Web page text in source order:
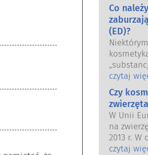
wspólnie
Co
(ED)?
niektóre
Tylko
hormon,
Wiele
czytaj
Czy
W Unii
na
2013 r. W
przed
czytaj